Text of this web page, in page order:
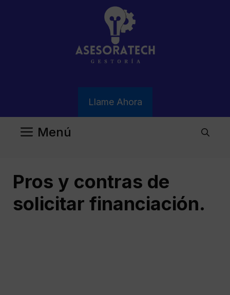
Llame Ahora
Menú
Pros y contras de
solicitar financiación.